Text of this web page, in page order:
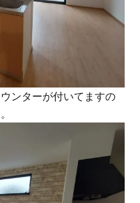
ンターが付いてますの